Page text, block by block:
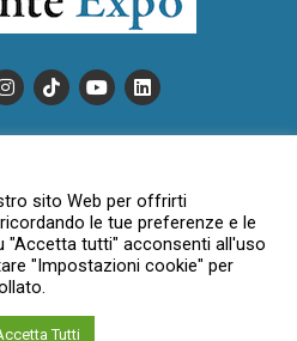
SULLA PRIVACY
DATI SOCIETARI
NOVAJO
CONTATTTI
- Non commerciale - Non opere
sito Web per offrirti
le tue preferenze e le
"Accetta tutti" acconsenti all'uso
"Impostazioni cookie" per
Tutti